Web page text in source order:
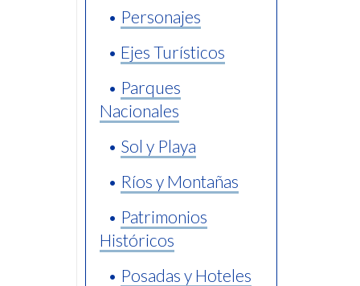
• Personajes
• Ejes Turísticos
• Parques
Nacionales
• Sol y Playa
• Ríos y Montañas
• Patrimonios
Históricos
• Posadas y Hoteles